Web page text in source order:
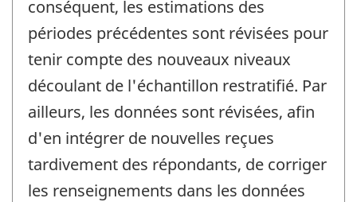
conséquent, les estimations des
périodes précédentes sont révisées pour
tenir compte des nouveaux niveaux
découlant de l'échantillon restratifié. Par
ailleurs, les données sont révisées, afin
d'en intégrer de nouvelles reçues
tardivement des répondants, de corriger
les renseignements dans les données